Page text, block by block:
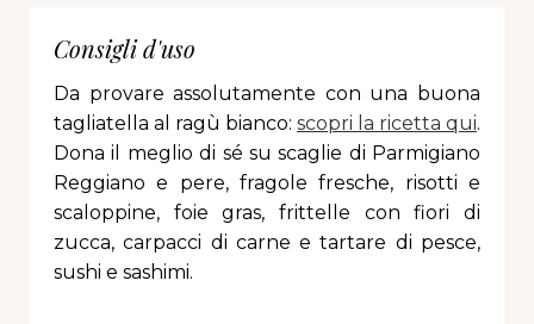
Consigli d'uso
Da provare assolutamente con una buona
tagliatella al ragù bianco: scopri la ricetta qui.
Dona il meglio di sé su scaglie di Parmigiano
Reggiano e pere, fragole fresche, risotti e
scaloppine, foie gras, frittelle con fiori di
zucca, carpacci di carne e tartare di pesce,
sushi e sashimi.